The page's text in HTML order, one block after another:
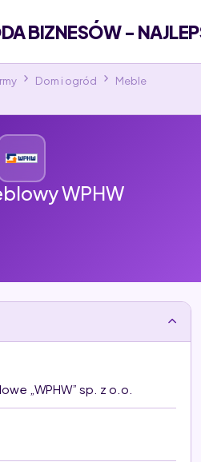
BIZNESÓW -
Dom i ogród
Meble
WPHW
„WPHW” sp. z o.o.